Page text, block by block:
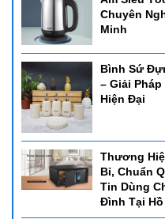
Phân Loại Nồi Hâm Buffet
Tại các cơ sở cung cấp thiết
Chuyên
Minh
Bình Sứ
– Giải
Hiện Đại
Thương
Bỉ, Chuẩn
Tin Dùng
Đình Tại